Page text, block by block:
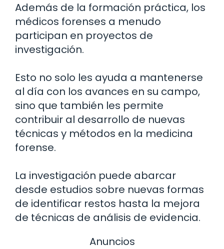
Además de la formación práctica, los
médicos forenses a menudo
participan en proyectos de
investigación.
Esto no solo les ayuda a mantenerse
al día con los avances en su campo,
sino que también les permite
contribuir al desarrollo de nuevas
técnicas y métodos en la medicina
forense.
La investigación puede abarcar
desde estudios sobre nuevas formas
de identificar restos hasta la mejora
de técnicas de análisis de evidencia.
Anuncios